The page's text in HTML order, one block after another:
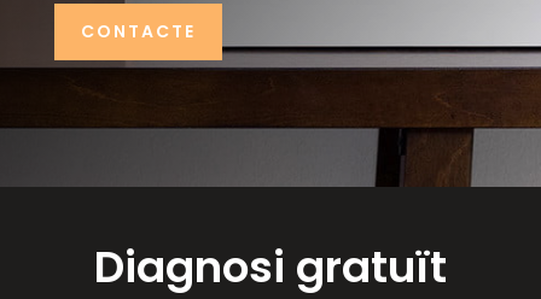
CONTACTE
Diagnosi gratuït